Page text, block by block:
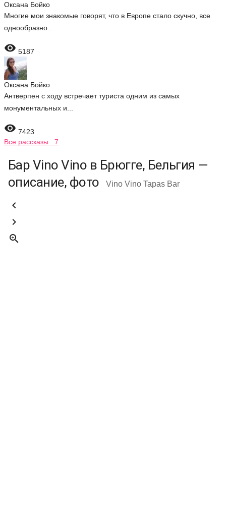
Оксана Бойко
Многие мои знакомые говорят, что в Европе стало скучно, все
однообразно...
 5187
Оксана Бойко
Антверпен с ходу встречает туриста одним из самых
монументальных и...
 7423
Все рассказы 7
Бар Vino Vino в Брюгге, Бельгия —
описание, фото
Vino Vino Tapas Bar


